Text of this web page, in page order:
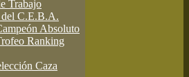
Trabajo
del C.E.B.A.
Absoluto
Ranking
Caza